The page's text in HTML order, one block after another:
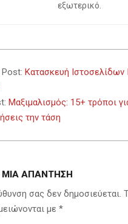
εξωτερικό.
Κατασκευή
Μαξιμαλισμός: 15+ τρόποι
την τάση
ΑΠΆΝΤΗΣΗ
σας δεν δημοσιεύεται.
με *